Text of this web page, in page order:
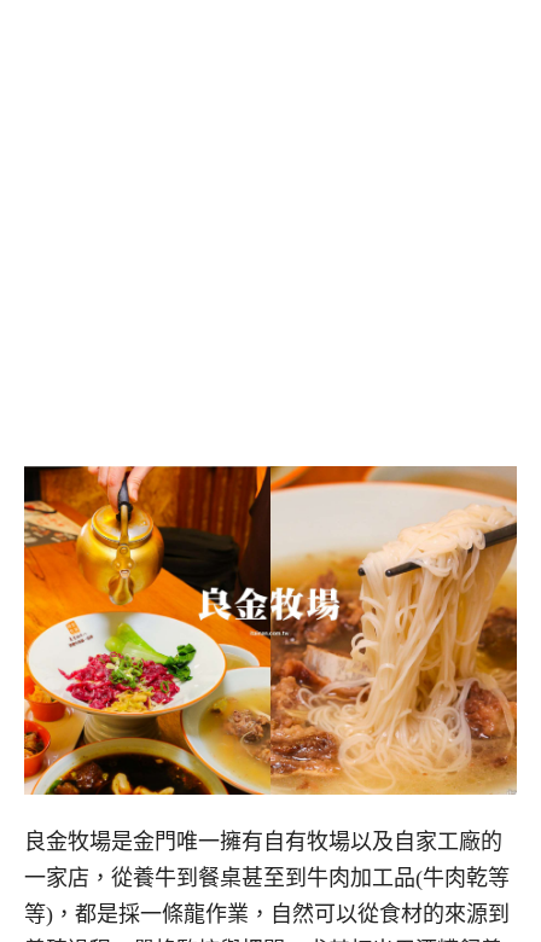
良金牧場是金門唯一擁有自有牧場以及自家工廠的
一家店，從養牛到餐桌甚至到牛肉加工品(牛肉乾等
等)，都是採一條龍作業，自然可以從食材的來源到